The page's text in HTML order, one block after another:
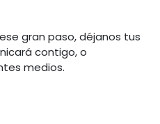
gran paso, déjanos tus
contigo, o
medios.